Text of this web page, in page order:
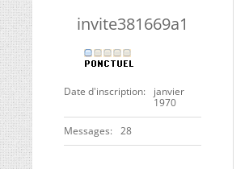
invite381669a1
Date d'inscription
janvier
1970
Messages 28